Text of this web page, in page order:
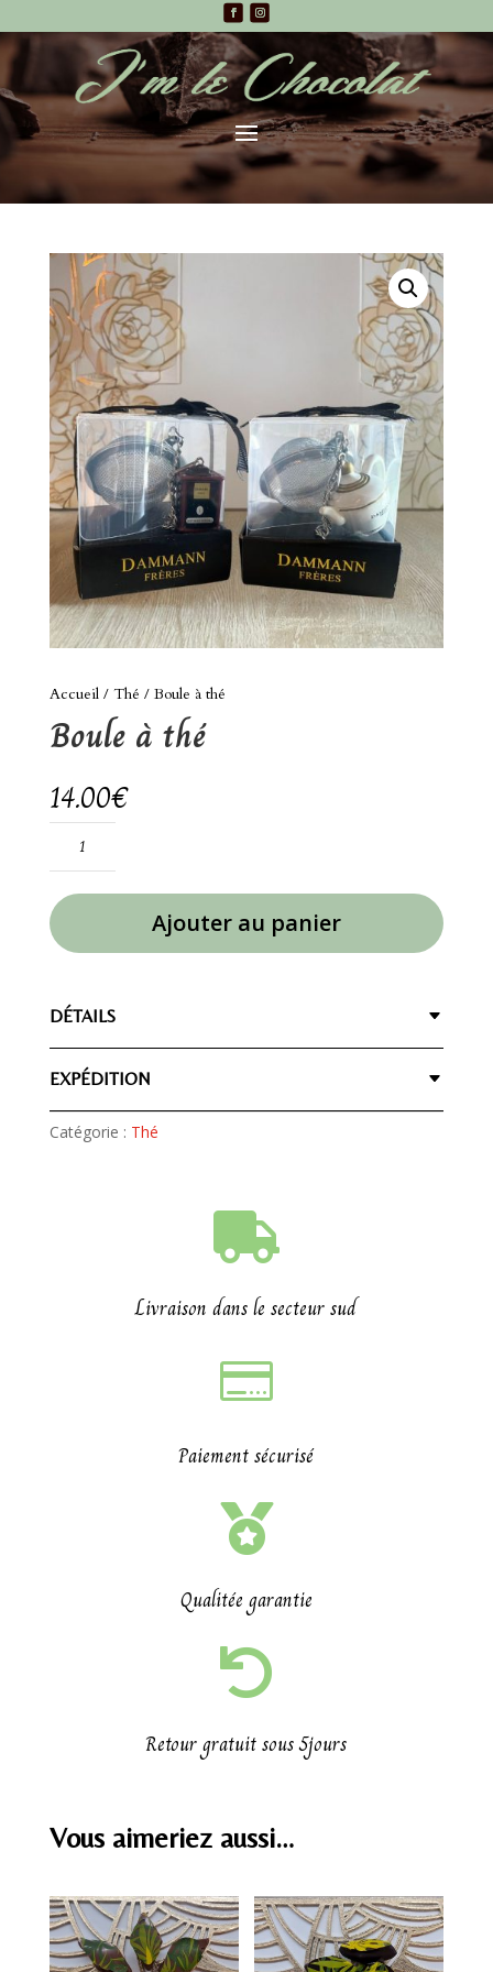
Accueil/ Thé / Boule à thé
Boule à thé
14.00€
à
thé
Ajouter au panier
DÉTAILS
EXPÉDITION
Catégorie : Thé

Livraison dans le secteur sud

Paiement sécurisé

Qualitée garantie

Retour gratuit sous 5jours
Vous aimeriez aussi…